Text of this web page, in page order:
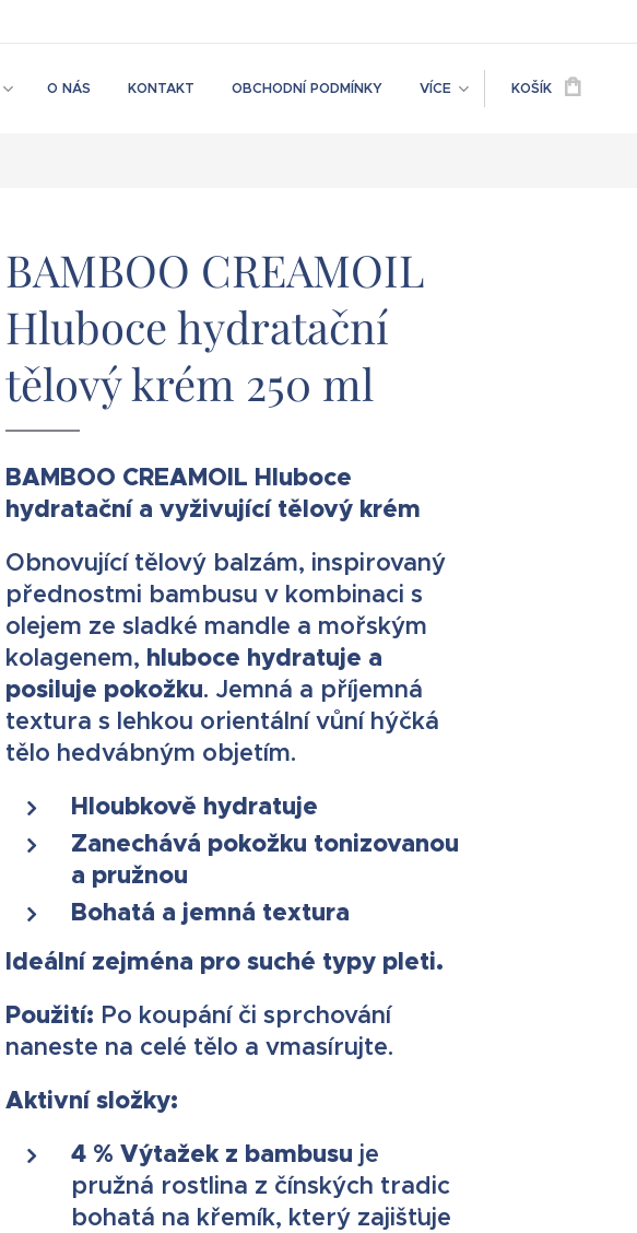
O NÁS KONTAKT OBCHODNÍ PODMÍNKY VÍCE KOŠÍK
BAMBOO CREAMOIL
Hluboce hydratační
tělový krém 250 ml
BAMBOO CREAMOIL Hluboce
hydratační a vyživující tělový krém
Obnovující tělový balzám, inspirovaný
přednostmi bambusu v kombinaci s
olejem ze sladké mandle a mořským
kolagenem, hluboce hydratuje a
posiluje pokožku. Jemná a příjemná
textura s lehkou orientální vůní hýčká
tělo hedvábným objetím.
Hloubkově hydratuje
Zanechává pokožku tonizovanou
a pružnou
Bohatá a jemná textura
Ideální zejména pro suché typy pleti.
Použití: Po koupání či sprchování
naneste na celé tělo a vmasírujte.
Aktivní složky:
4 % Výtažek z bambusu je
pružná rostlina z čínských tradic
bohatá na křemík, který zajišťuje